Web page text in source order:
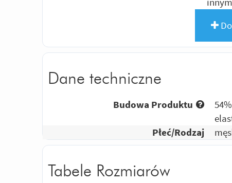
Dane techniczne
Budowa Produktu
Płeć/Rodzaj
Tabele Rozmiarów